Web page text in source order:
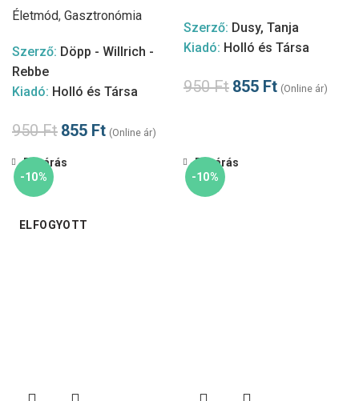
Életmód, Gasztronómia
Szerző: Döpp - Willrich -
Rebbe
Kiadó: Holló és Társa
950Ft 855 Ft (Online ár)
Szerző: Dusy, Tanja
Kiadó: Holló és Társa
950Ft 855 Ft (Online ár)
-10%
ELFOGYOTT
Bezárás
-10%
Bezárás